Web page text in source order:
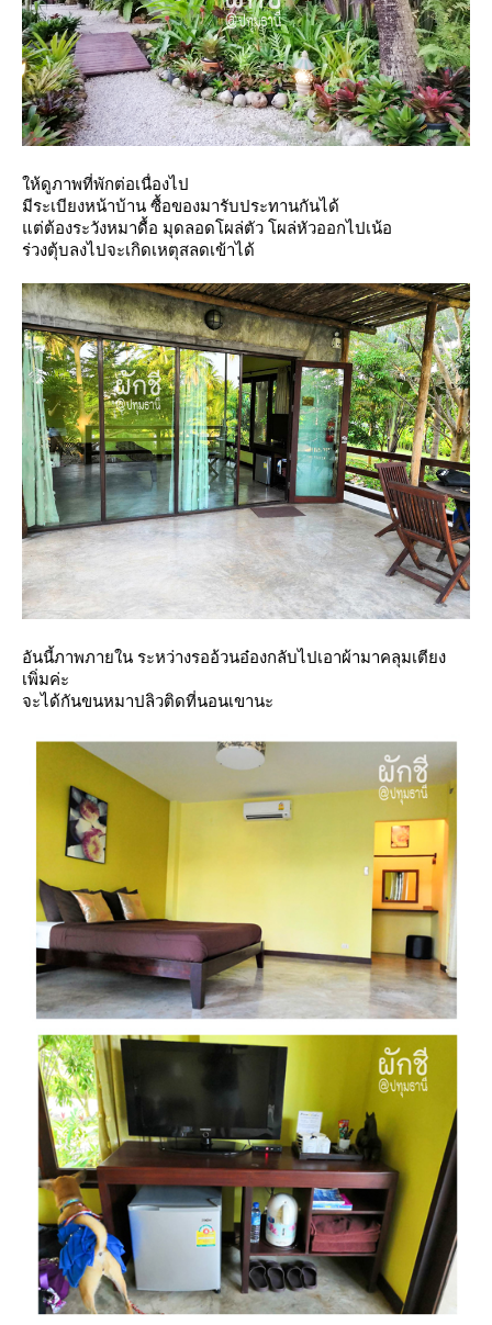
ห้ดูภาพที่พักต่อเนื่องไป
มีระเบียงหน้าบ้าน ซื้อของมารับประทานกันได้
ต่ต้องระวังหมาดื้อ มุดลอดโผล่ตัว โผล่หัวออกไปเน้อ
ร่วงตุ้บลงไปจะเกิดเหตุสลดเข้าได้
อันนี้ภาพภายใน ระหว่างรออ้วนอ๋องกลับไปเอาผ้ามาคลุมเตียง
เพิ่มค่ะ
จะได้กันขนหมาปลิวติดที่นอนเขานะ